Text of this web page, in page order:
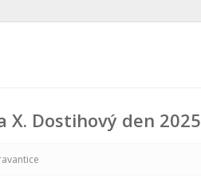
Dostihový den 2025